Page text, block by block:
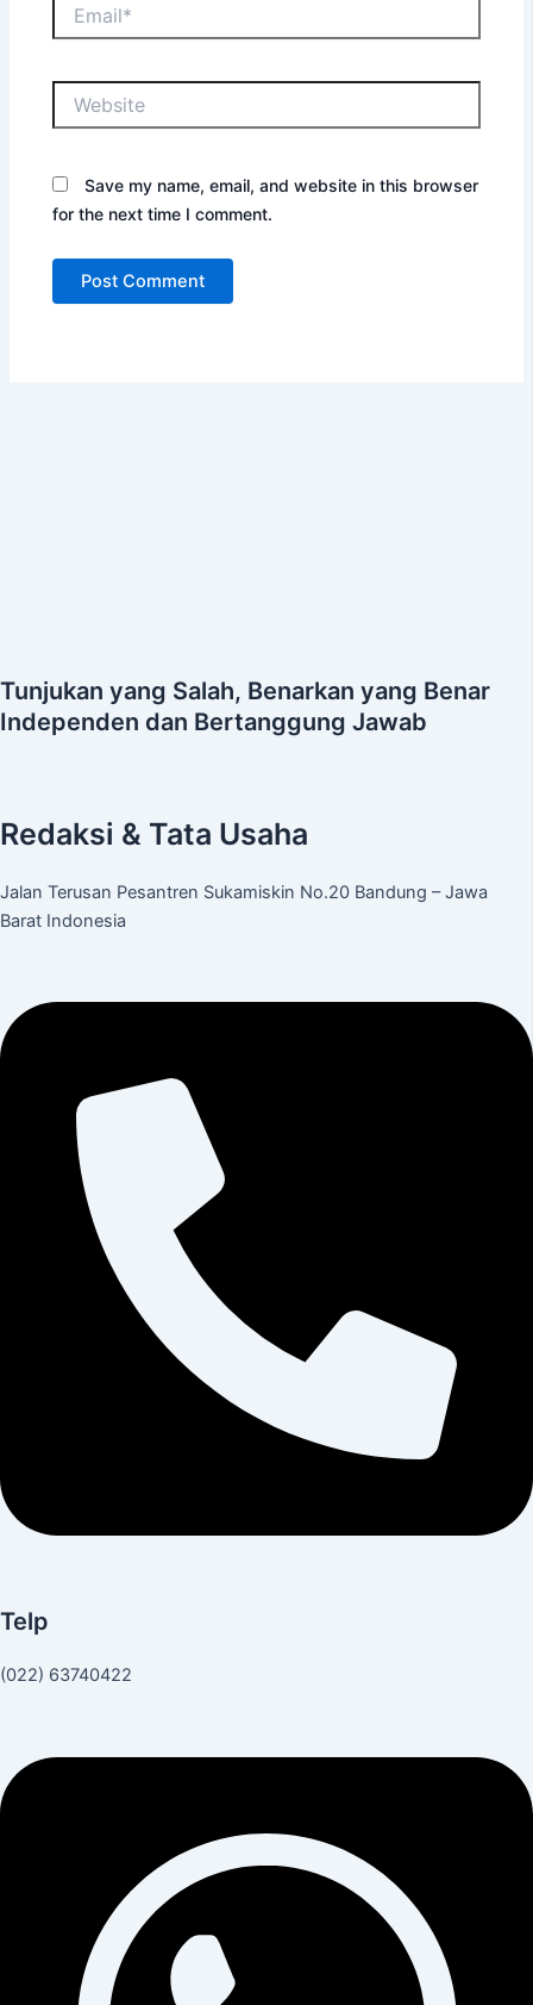
Save my name, email, and website in this browser
for the next time I comment.
Tunjukan yang Salah, Benarkan yang Benar
Independen dan Bertanggung Jawab
Redaksi & Tata Usaha
Jalan Terusan Pesantren Sukamiskin No.20 Bandung – Jawa
Barat Indonesia
Telp
(022) 63740422